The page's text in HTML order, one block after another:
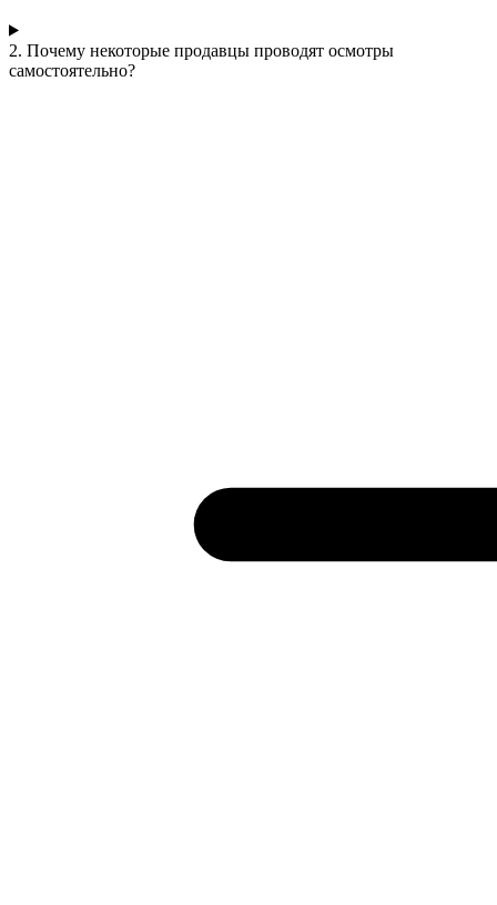
2. Почему некоторые продавцы проводят осмотры
самостоятельно?